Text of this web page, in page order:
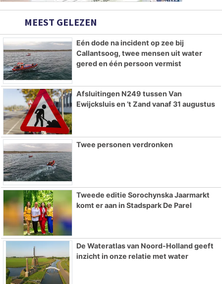
MEEST GELEZEN
Eén dode na incident op zee bij
Callantsoog, twee mensen uit water
gered en één persoon vermist
Afsluitingen N249 tussen Van
Ewijcksluis en ’t Zand vanaf 31 augustus
Twee personen verdronken
Tweede editie Sorochynska Jaarmarkt
komt er aan in Stadspark De Parel
De Wateratlas van Noord-Holland geeft
inzicht in onze relatie met water